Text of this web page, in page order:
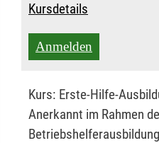
Kursdetails
Anmelden
Kurs: Erste-Hilfe-
Anerkannt im Rahmen